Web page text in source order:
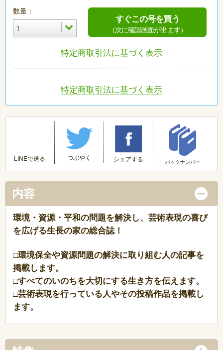
数量：
すぐこの号を買う
（次に確認画面が出ます）
特定商取引法に基づく表示
特定商取引法に基づく表示
LINEで送る つぶやく シェアする バックナンバー
内容
環境・資源・平和の問題を解決し、芸術表現の喜び
を広げる生長の家の総合誌！
□環境保全や資源問題の解決に取り組む人の記事を
掲載します。
□すべてのいのちを大切にする生き方を伝えます。
□芸術表現を行っている人やその投稿作品を掲載し
ます。